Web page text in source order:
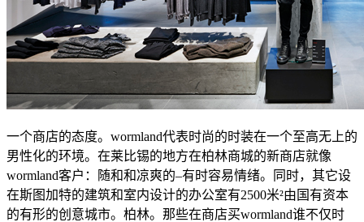
一个商店的态度。wormland代表时尚的时装在一个至高无上的
男性化的环境。在莱比锡的地方在柏林商城的新商店就像
wormland客户：随和和凉爽的–有时容易情绪。同时，其它设
在斯图加特的建筑和室内设计的办公室有2500米²由国有资本
的有形的创意城市。柏林。那些在商店买wormland谁不仅时